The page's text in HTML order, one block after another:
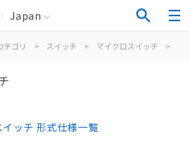
Japan
テゴリ > スイッチ > マイクロスイッチ >
ッチ 形式仕様一覧